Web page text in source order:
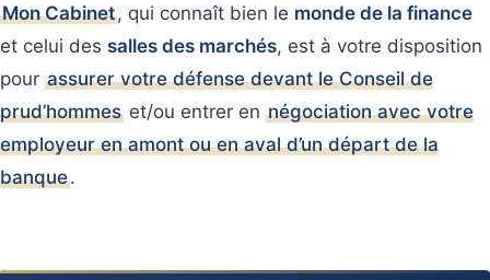
Mon Cabinet , qui connaît bien le monde de la finance
et celui des salles des marchés, est à votre disposition
pour assurer votre défense devant le Conseil de
prud’hommes et/ou entrer en négociation avec votre
employeur en amont ou en aval d’un départ de la
banque.